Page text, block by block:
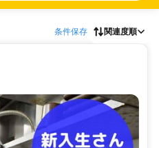
条件保存 関連度順